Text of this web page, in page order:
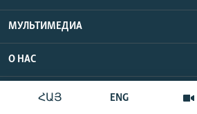
ՀԱՅ ENG
МУЛЬТИМЕДИА
О НАС
Радио Азатутюн © 2026 RFE/RL,